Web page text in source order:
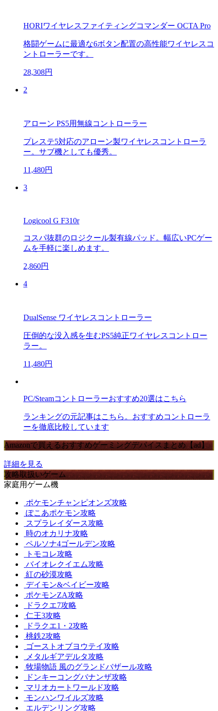
HORIワイヤレスファイティングコマンダー OCTA Pro
格闘ゲームに最適な6ボタン配置の高性能ワイヤレスコ
ントローラーです。
28,308円
2
アローン PS5用無線コントローラー
プレステ5対応のアローン製ワイヤレスコントローラ
ー。サブ機としても優秀。
11,480円
3
Logicool G F310r
コスパ抜群のロジクール製有線パッド。幅広いPCゲー
ムを手軽に楽しめます。
2,860円
4
DualSense ワイヤレスコントローラー
圧倒的な没入感を生むPS5純正ワイヤレスコントロー
ラー。
11,480円
PC/Steamコントローラーおすすめ20選はこちら
ランキングの元記事はこちら。おすすめコントローラ
ーを徹底比較しています
Amazonで買えるおすすめゲーミングデバイスまとめ【ad】
詳細を見る
攻略取扱いゲーム
家庭用ゲーム機
ポケモンチャンピオンズ攻略
ぽこあポケモン攻略
スプラレイダース攻略
時のオカリナ攻略
ペルソナ4ゴールデン攻略
トモコレ攻略
バイオレクイエム攻略
紅の砂漠攻略
デイモン&ベイビー攻略
ポケモンZA攻略
ドラクエ7攻略
仁王3攻略
ドラクエ1・2攻略
桃鉄2攻略
ゴーストオブヨウテイ攻略
メタルギアデルタ攻略
牧場物語 風のグランドバザール攻略
ドンキーコングバナンザ攻略
マリオカートワールド攻略
モンハンワイルズ攻略
エルデンリング攻略